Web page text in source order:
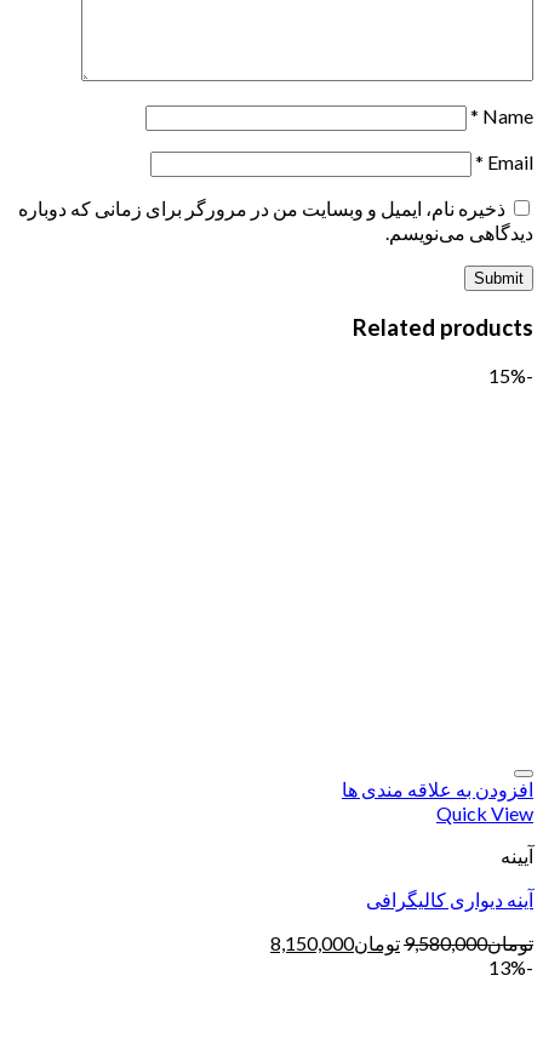
Name
*
Email
*
ذخیره نام، ایمیل و وبسایت من در مرورگر برای زمانی که دوباره
دیدگاهی می‌نویسم.
Related products
-15%
افزودن به علاقه مندی ها
Quick View
آیینه
آینه دیواری کالیگرافی
تومان9,580,000تومان8,150,000
-13%